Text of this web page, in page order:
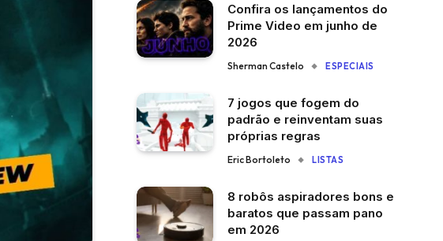
Confira os lançamentos do
Prime Video em junho de
2026
Sherman Castelo ESPECIAIS
7 jogos que fogem do
padrão e reinventam suas
próprias regras
Eric Bortoleto LISTAS
8 robôs aspiradores bons e
baratos que passam pano
em 2026